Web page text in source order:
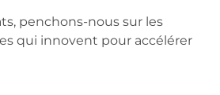
penchons-nous sur les
qui innovent pour accélérer